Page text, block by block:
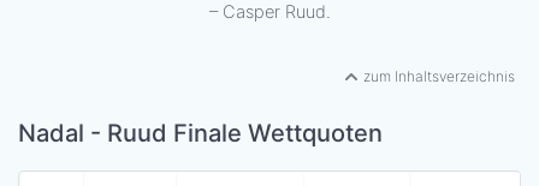
– Casper Ruud.
zum Inhaltsverzeichnis
Nadal - Ruud Finale Wettquoten